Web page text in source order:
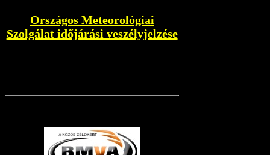
Országos Meteorológiai
Szolgálat időjárási veszélyjelzése